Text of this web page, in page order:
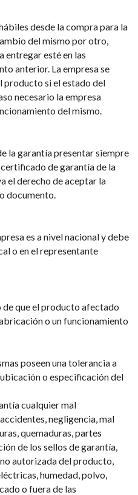
desde la compra para la
del mismo por otro,
entregar esté en las
anterior. La empresa se
producto si el estado del
necesario la empresa
del mismo.
la garantía presentar siempre
de garantía de la
el derecho de aceptar la
documento.
es a nivel nacional y debe
o en el representante
de que el producto afectado
o un funcionamiento
poseen una tolerancia a
o especificación del
cualquier mal
negligencia, mal
quemaduras, partes
de los sellos de garantía,
autorizada del producto,
humedad, polvo,
o fuera de las